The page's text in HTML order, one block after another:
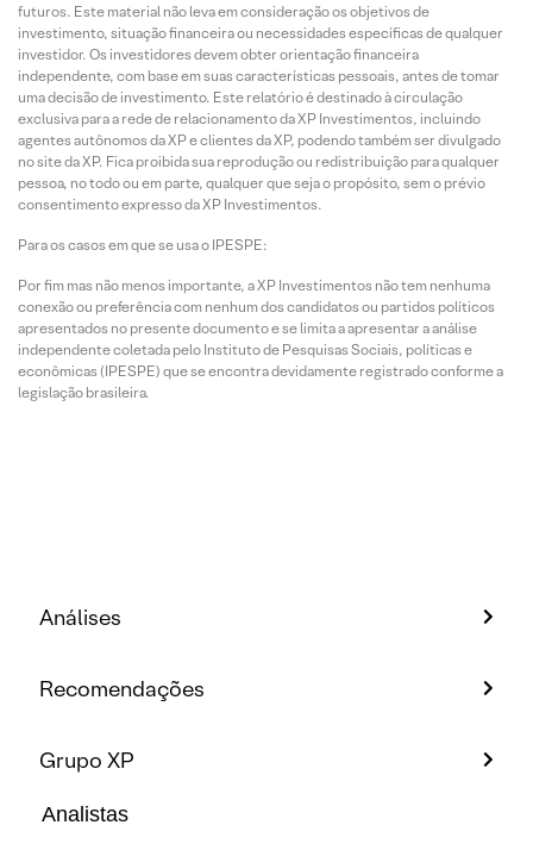
futuros. Este material não leva em consideração os objetivos de
investimento, situação financeira ou necessidades específicas de qualquer
investidor. Os investidores devem obter orientação financeira
independente, com base em suas características pessoais, antes de tomar
uma decisão de investimento. Este relatório é destinado à circulação
exclusiva para a rede de relacionamento da XP Investimentos, incluindo
agentes autônomos da XP e clientes da XP, podendo também ser divulgado
no site da XP. Fica proibida sua reprodução ou redistribuição para qualquer
pessoa, no todo ou em parte, qualquer que seja o propósito, sem o prévio
consentimento expresso da XP Investimentos.
Para os casos em que se usa o IPESPE:
Por fim mas não menos importante, a XP Investimentos não tem nenhuma
conexão ou preferência com nenhum dos candidatos ou partidos políticos
apresentados no presente documento e se limita a apresentar a análise
independente coletada pelo Instituto de Pesquisas Sociais, políticas e
econômicas (IPESPE) que se encontra devidamente registrado conforme a
legislação brasileira.
Análises
Recomendações
Grupo XP
Analistas